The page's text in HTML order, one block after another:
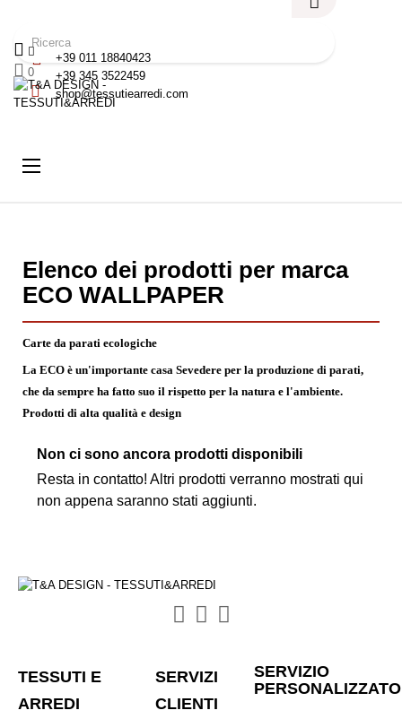
+39 011 18840423
+39 345 3522459
shop@tessutiearredi.com
0
navigazione
☰
Elenco dei prodotti per marca
ECO WALLPAPER
Carte da parati ecologiche
La ECO è un'importante casa Sevedere per la produzione di parati,
che da sempre ha fatto suo il rispetto per la natura e l'ambiente.
Prodotti di alta qualità e design
Non ci sono ancora prodotti disponibili
Resta in contatto! Altri prodotti verranno mostrati qui
non appena saranno stati aggiunti.
TESSUTI E
ARREDI
SERVIZI
CLIENTI
SERVIZIO
PERSONALIZZATO